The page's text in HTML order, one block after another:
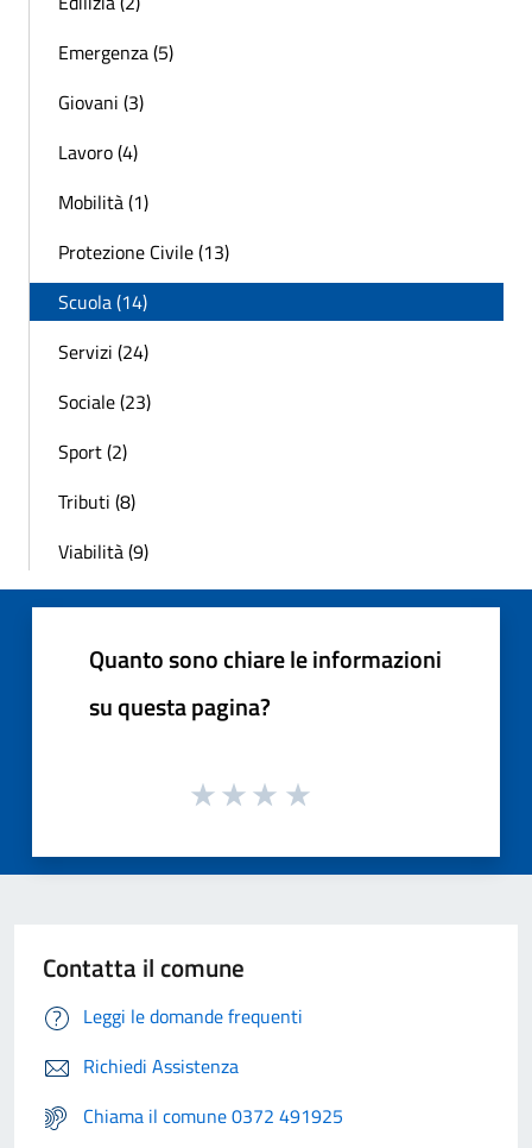
Emergenza (5)
Giovani (3)
Lavoro (4)
Mobilità (1)
Protezione Civile (13)
Scuola (14)
Servizi (24)
Sociale (23)
Sport (2)
Tributi (8)
Viabilità (9)
Quanto sono chiare le informazioni
su questa pagina?
Contatta il comune
Leggi le domande frequenti
Richiedi Assistenza
Chiama il comune 0372 491925